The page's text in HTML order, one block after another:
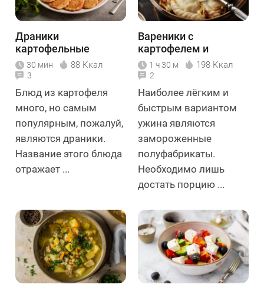
Драники
картофельные
классические
30 мин 88 Ккал
3
Блюд из картофеля
много, но самым
популярным, пожалуй,
являются драники.
Название этого блюда
отражает ...
Вареники с
картофелем и
грибами
1 ч 30 м 198 Ккал
2
Наиболее лёгким и
быстрым вариантом
ужина являются
замороженные
полуфабрикаты.
Необходимо лишь
достать порцию ...